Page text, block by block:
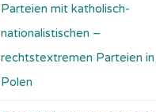
Parteien mit katholisch-
nationalistischen –
rechtstextremen Parteien in
Polen